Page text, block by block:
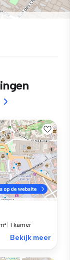
|1 kamer
Bekijk meer